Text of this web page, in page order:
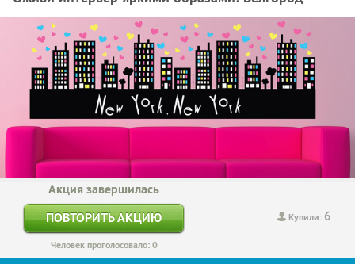
Купили: 6
Акция завершилась
ПОВТОРИТЬ АКЦИЮ
Человек проголосовало: 0